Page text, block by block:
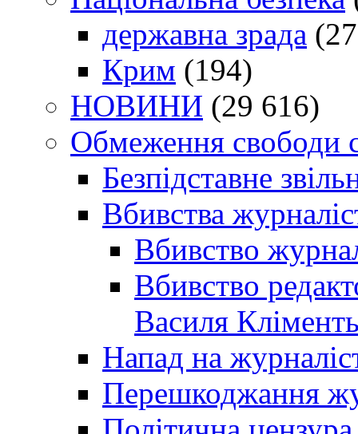
державна зрада
Крим (194)
НОВИНИ (29 616)
Обмеження свободи
Безпідставне
Вбивства
Вбивство
Вбивство
Василя
Напад на
Перешкоджання